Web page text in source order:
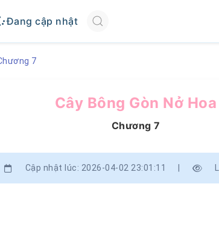
Đang cập nhật
7
Cây Bông Gòn Nở Hoa
Chương 7
Cập nhật lúc: 2026-04-02 23:01:11